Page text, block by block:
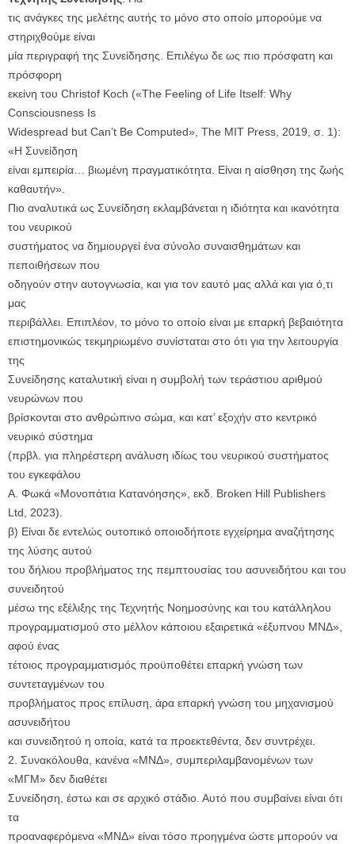
τις ανάγκες της μελέτης αυτής το μόνο στο οποίο μπορούμε να
στηριχθούμε είναι
μία περιγραφή της Συνείδησης. Επιλέγω δε ως πιο πρόσφατη και
πρόσφορη
εκείνη του Christof Koch («The Feeling of Life Itself: Why
Consciousness Is
Widespread but Can’t Be Computed», The MIT Press, 2019, σ. 1):
«Η Συνείδηση
είναι εμπειρία… βιωμένη πραγματικότητα. Είναι η αίσθηση της ζωής
καθαυτήν».
Πιο αναλυτικά ως Συνείδηση εκλαμβάνεται η ιδιότητα και ικανότητα
του νευρικού
συστήματος να δημιουργεί ένα σύνολο συναισθημάτων και
πεποιθήσεων που
οδηγούν στην αυτογνωσία, και για τον εαυτό μας αλλά και για ό,τι
μας
περιβάλλει. Επιπλέον, το μόνο το οποίο είναι με επαρκή βεβαιότητα
επιστημονικώς τεκμηριωμένο συνίσταται στο ότι για την λειτουργία
της
Συνείδησης καταλυτική είναι η συμβολή των τεράστιου αριθμού
νευρώνων που
βρίσκονται στο ανθρώπινο σώμα, και κατ’ εξοχήν στο κεντρικό
νευρικό σύστημα
(πρβλ. για πληρέστερη ανάλυση ιδίως του νευρικού συστήματος
του εγκεφάλου
Α. Φωκά «Μονοπάτια Κατανόησης», εκδ. Broken Hill Publishers
Ltd, 2023).
β) Είναι δε εντελώς ουτοπικό οποιοδήποτε εγχείρημα αναζήτησης
της λύσης αυτού
του δήλιου προβλήματος της πεμπτουσίας του ασυνειδήτου και του
συνειδητού
μέσω της εξέλιξης της Τεχνητής Νοημοσύνης και του κατάλληλου
προγραμματισμού στο μέλλον κάποιου εξαιρετικά «έξυπνου ΜΝΔ»,
αφού ένας
τέτοιος προγραμματισμός προϋποθέτει επαρκή γνώση των
συντεταγμένων του
προβλήματος προς επίλυση, άρα επαρκή γνώση του μηχανισμού
ασυνειδήτου
και συνειδητού η οποία, κατά τα προεκτεθέντα, δεν συντρέχει.
2. Συνακόλουθα, κανένα «ΜΝΔ», συμπεριλαμβανομένων των
«ΜΓΜ» δεν διαθέτει
Συνείδηση, έστω και σε αρχικό στάδιο. Αυτό που συμβαίνει είναι ότι
τα
προαναφερόμενα «ΜΝΔ» είναι τόσο προηγμένα ώστε μπορούν να